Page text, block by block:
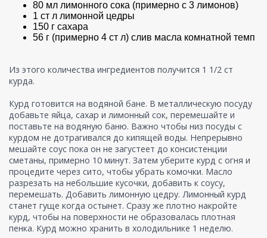
80 мл лимонного сока (примерно с 3 лимонов)
1 ст л лимонной цедры
150 г сахара
56 г (примерно 4 ст л) слив масла комнатной темп
Из этого количества ингредиентов получится 1 1/2 ст
курда.
Курд готовится на водяной бане. В металлическую посуду
добавьте яйца, сахар и лимонный сок, перемешайте и
поставьте на водяную баню. Важно чтобы низ посуды с
курдом не дотрагивался до кипящей воды. Непрерывно
мешайте соус пока он не загустеет до консистенции
сметаны, примерно 10 минут. Затем уберите курд с огня и
процедите через сито, чтобы убрать комочки. Масло
разрезать на небольшие кусочки, добавить к соусу,
перемешать. Добавить лимонную цедру. Лимонный курд
станет гуще когда остынет. Сразу же плотно накройте
курд, чтобы на поверхности не образовалась плотная
пенка. Курд можно хранить в холодильнике 1 неделю.